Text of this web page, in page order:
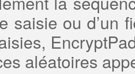
saisie ou d’un
aléatoires